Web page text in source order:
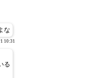
な
10:31
る